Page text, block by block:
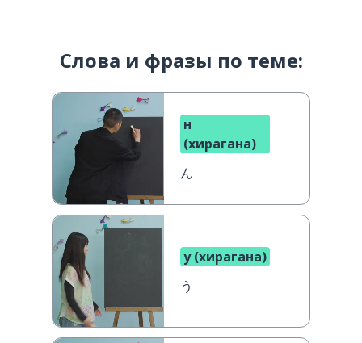
Слова и фразы по теме:
н
(хирагана)
ん
у (хирагана)
う